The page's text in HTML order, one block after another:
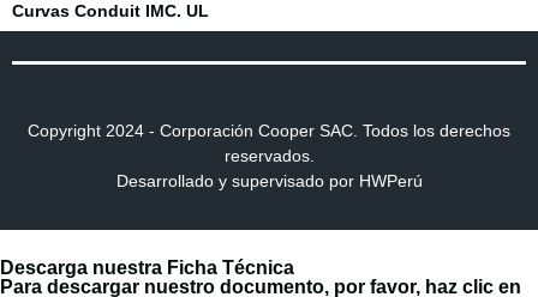
Curvas Conduit IMC. UL
Copyright 2024 - Corporación Cooper SAC. Todos los derechos
reservados.
Desarrollado y supervisado por HWPerú
Descarga nuestra Ficha Técnica
Para descargar nuestro documento, por favor, haz clic en